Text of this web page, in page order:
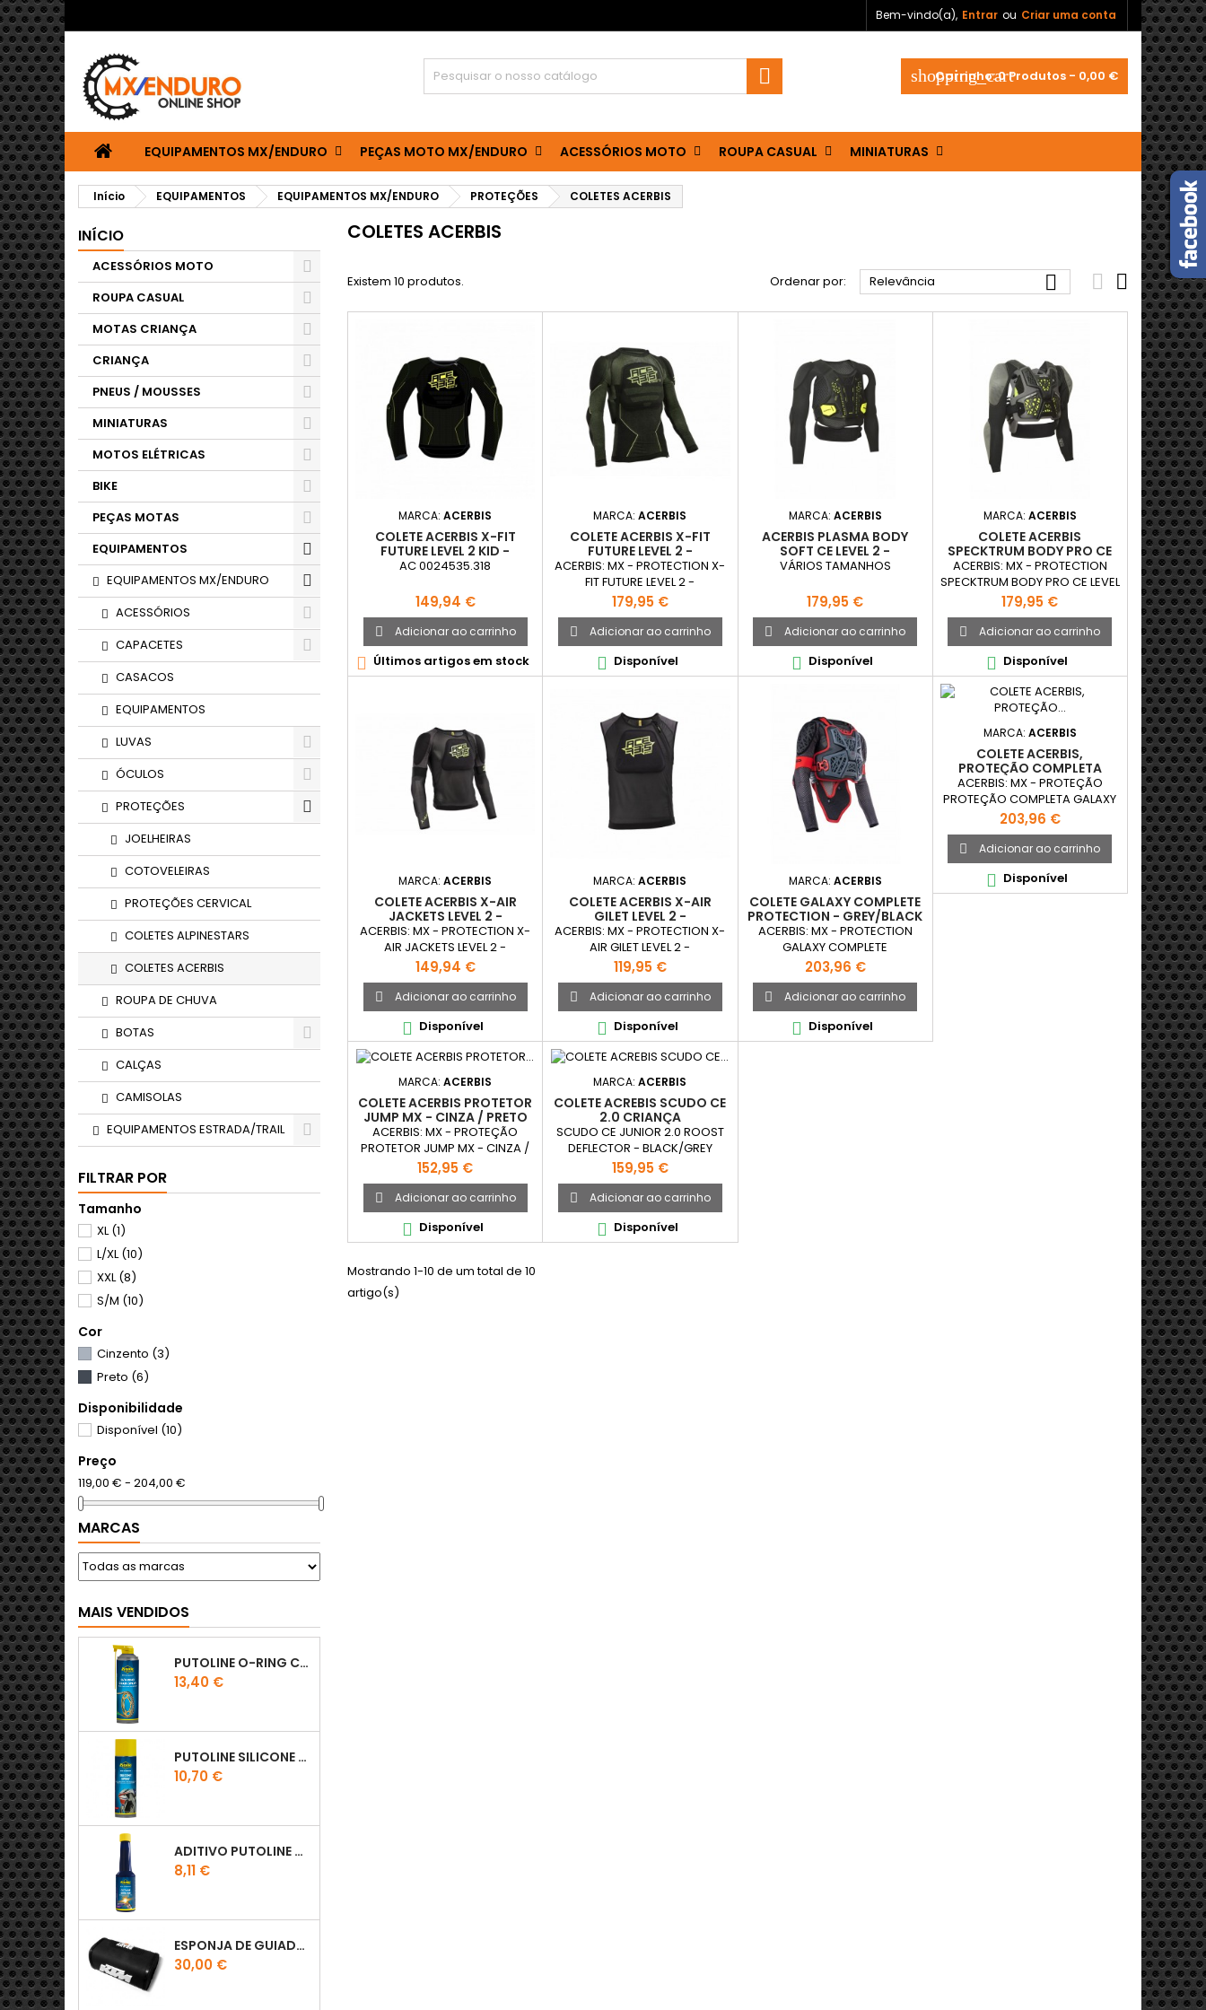
Bem-vindo(a), Entrar ou Criar uma conta
shopping_cart
Carrinho:0Produtos - 0,00 €

EQUIPAMENTOS MX/ENDURO PEÇAS MOTO MX/ENDURO ACESSÓRIOS MOTO ROUPA CASUAL MINIATURAS
Início EQUIPAMENTOS EQUIPAMENTOS MX/ENDURO PROTEÇÕES COLETES ACERBIS
INÍCIO
ACESSÓRIOS MOTO
ROUPA CASUAL
MOTAS CRIANÇA
CRIANÇA
PNEUS / MOUSSES
MINIATURAS
MOTOS ELÉTRICAS
BIKE
PEÇAS MOTAS
EQUIPAMENTOS
EQUIPAMENTOS MX/ENDURO
ACESSÓRIOS
CAPACETES
CASACOS
EQUIPAMENTOS
LUVAS
ÓCULOS
PROTEÇÕES
JOELHEIRAS
COTOVELEIRAS
PROTEÇÕES CERVICAL
COLETES ALPINESTARS
COLETES ACERBIS
ROUPA DE CHUVA
BOTAS
CALÇAS
CAMISOLAS
EQUIPAMENTOS ESTRADA/TRAIL
FILTRAR POR
Tamanho
XL(1)
L/XL(10)
XXL(8)
S/M (10)
Cor
Cinzento (3)
Preto (6)
Disponibilidade
Disponível (10)
Preço
119,00 € - 204,00 €
MARCAS
MAIS VENDIDOS
PUTOLINE O-RING CHAIN LUBE - SPRAY CORRENTE - 0,5 LT
Preço
13,40 €
PUTOLINE SILICONE SPRAY
Preço
10,70 €
ADITIVO PUTOLINE OCTANE BOOSTER 150ML
Preço
8,11 €
ESPONJA DE GUIADOR KTM
Preço
30,00 €
COLETES ACERBIS
Existem 10 produtos. Ordenar por: Relevância   
MARCA:ACERBIS
COLETE ACERBIS X-FIT
FUTURE LEVEL 2 KID -
BLACK/YELLOW
AC 0024535.318
Preço
149,94 €
 Adicionar ao carrinho
 Últimos artigos em stock
MARCA:ACERBIS
COLETE ACERBIS X-FIT
FUTURE LEVEL 2 -
BLACK/YELLOW
ACERBIS: MX - PROTECTION X-
FIT FUTURE LEVEL 2 -
BLACK/YELLOW
Preço
179,95 €
 Adicionar ao carrinho
 Disponível
MARCA: ACERBIS
ACERBIS PLASMA BODY
SOFT CE LEVEL 2 -
BLACK/YELLOW
VÁRIOS TAMANHOS
Preço
179,95 €
 Adicionar ao carrinho
 Disponível
MARCA: ACERBIS
COLETE ACERBIS
SPECKTRUM BODY PRO CE
LEVEL 2 - BLACK/YELLOW
ACERBIS: MX - PROTECTION
SPECKTRUM BODY PRO CE LEVEL
2 - BLACK/YELLOW
Preço
179,95 €
 Adicionar ao carrinho
 Disponível
MARCA:ACERBIS
COLETE ACERBIS X-AIR
JACKETS LEVEL 2 -
BLACK/YELLOW
ACERBIS: MX - PROTECTION X-
AIR JACKETS LEVEL 2 -
BLACK/YELLOW
Preço
149,94 €
 Adicionar ao carrinho
 Disponível
MARCA:ACERBIS
COLETE ACERBIS X-AIR
GILET LEVEL 2 -
BLACK/YELLOW
ACERBIS: MX - PROTECTION X-
AIR GILET LEVEL 2 -
BLACK/YELLOW
Preço
119,95 €
 Adicionar ao carrinho
 Disponível
MARCA: ACERBIS
COLETE GALAXY COMPLETE
PROTECTION - GREY/BLACK
ACERBIS: MX - PROTECTION
GALAXY COMPLETE
PROTECTION - GREY/BLACK
Preço
203,96 €
 Adicionar ao carrinho
 Disponível
MARCA: ACERBIS
COLETE ACERBIS,
PROTEÇÃO COMPLETA
GALAXY - BRANCO / PRETO
ACERBIS: MX - PROTEÇÃO
PROTEÇÃO COMPLETA GALAXY
- BRANCO / PRETO
Preço
203,96 €
 Adicionar ao carrinho
 Disponível
MARCA:ACERBIS
COLETE ACERBIS PROTETOR
JUMP MX - CINZA / PRETO
ACERBIS: MX - PROTEÇÃO
PROTETOR JUMP MX - CINZA /
PRETO
Preço
152,95 €
 Adicionar ao carrinho
 Disponível
MARCA:ACERBIS
COLETE ACREBIS SCUDO CE
2.0 CRIANÇA
SCUDO CE JUNIOR 2.0 ROOST
DEFLECTOR - BLACK/GREY
Preço
159,95 €
 Adicionar ao carrinho
 Disponível
Mostrando 1-10 de um total de 10
artigo(s)